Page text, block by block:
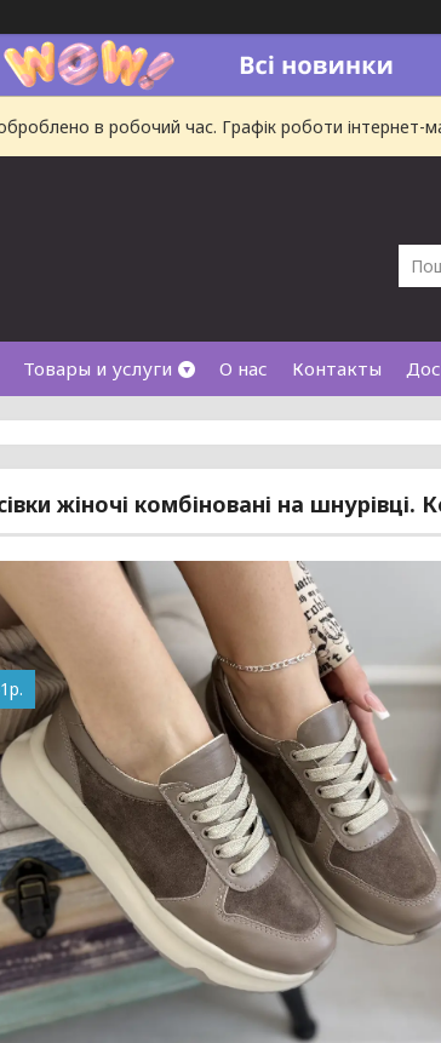
в робочий час. Графік роботи інтернет-
Товары и услуги О нас Контакты
жіночі комбіновані на шнурівці.